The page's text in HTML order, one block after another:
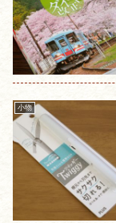
小物